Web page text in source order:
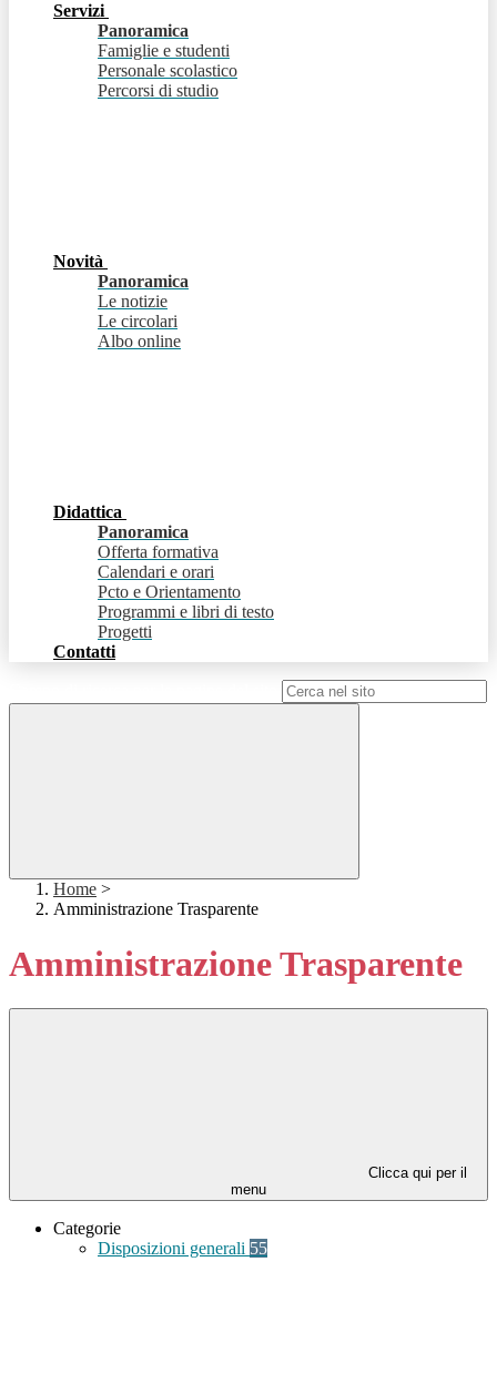
Servizi
Panoramica
Famiglie e studenti
Personale scolastico
Percorsi di studio
Novità
Panoramica
Le notizie
Le circolari
Albo online
Didattica
Panoramica
Offerta formativa
Calendari e orari
Pcto e Orientamento
Programmi e libri di testo
Progetti
Contatti
Home >
Amministrazione Trasparente
Amministrazione Trasparente
Clicca qui per il
menu
Categorie
Disposizioni generali 55